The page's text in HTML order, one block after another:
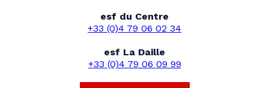
esf du Centre
+33 (0)4 79 06 02 34
esf La Daille
+33 (0)4 79 06 09 99